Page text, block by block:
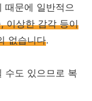
때문에 일반적으
이상한 감각 등이
없습니다.
수도 있으므로 복